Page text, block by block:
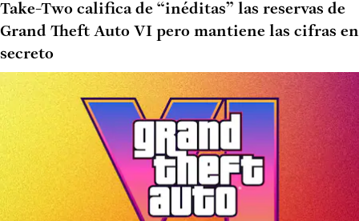
Take-Two califica de “inéditas” las reservas de
Grand Theft Auto VI pero mantiene las cifras en
secreto